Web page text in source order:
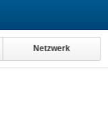
Netzwerk